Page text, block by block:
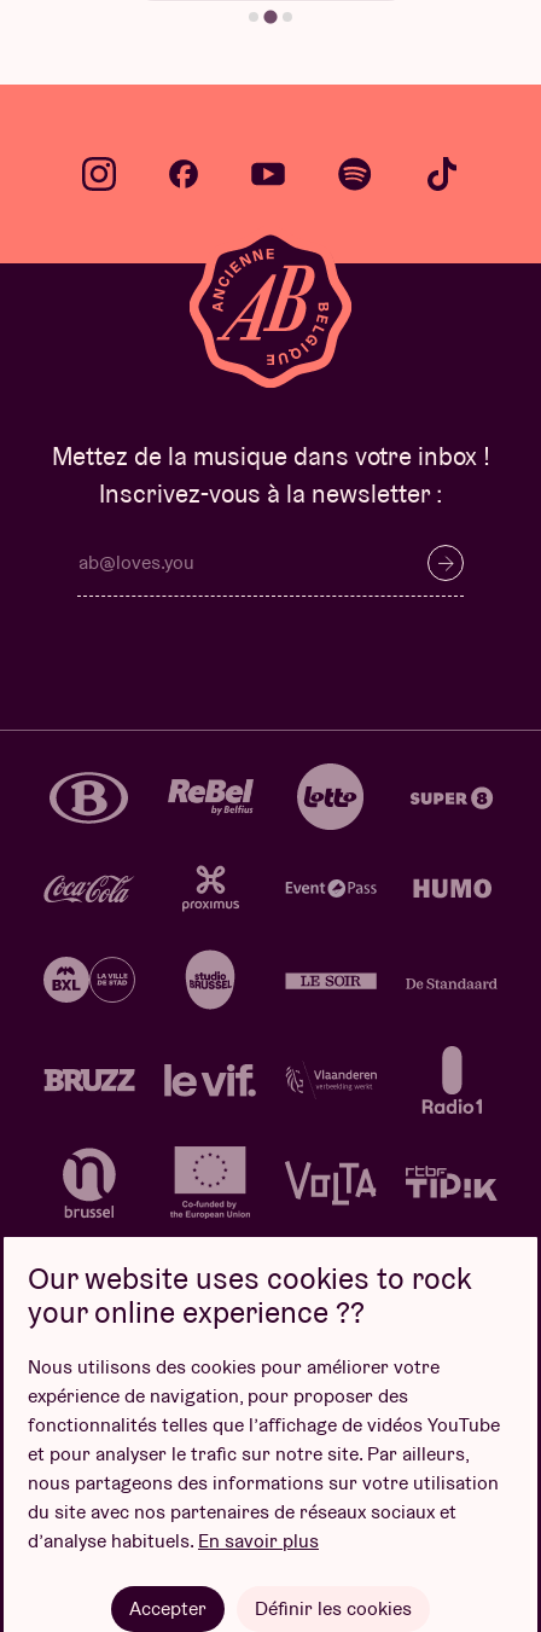
Mettez de la musique dans votre inbox !
Inscrivez-vous à la newsletter :
Politique de confidentialité
Politique de cookies
Conditions de vente
Design par
Our website uses cookies to rock
your online experience ??
Nous utilisons des cookies pour améliorer votre
expérience de navigation, pour proposer des
fonctionnalités telles que l’affichage de vidéos YouTube
et pour analyser le trafic sur notre site. Par ailleurs,
nous partageons des informations sur votre utilisation
du site avec nos partenaires de réseaux sociaux et
d’analyse habituels. En savoir plus
Accepter Définir les cookies